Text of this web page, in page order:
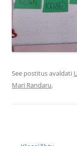
See postitus avaldati
Mari Randaru.